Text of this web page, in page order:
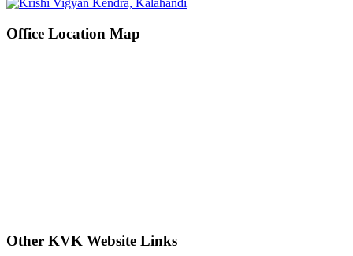
Office Location Map
Other KVK Website Links